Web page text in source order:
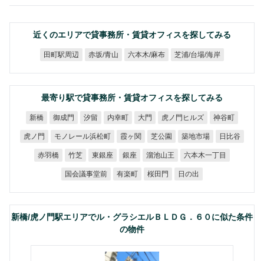
近くのエリアで貸事務所・賃貸オフィスを探してみる
田町駅周辺 赤坂/青山 六本木/麻布 芝浦/台場/海岸
最寄り駅で貸事務所・賃貸オフィスを探してみる
新橋 御成門 汐留 内幸町 大門 虎ノ門ヒルズ 神谷町
虎ノ門 モノレール浜松町 霞ヶ関 芝公園 築地市場 日比谷
赤羽橋 竹芝 東銀座 銀座 溜池山王 六本木一丁目
国会議事堂前 有楽町 桜田門 日の出
新橋/虎ノ門駅エリアでル・グラシエルＢＬＤＧ．６０に似た条件
の物件